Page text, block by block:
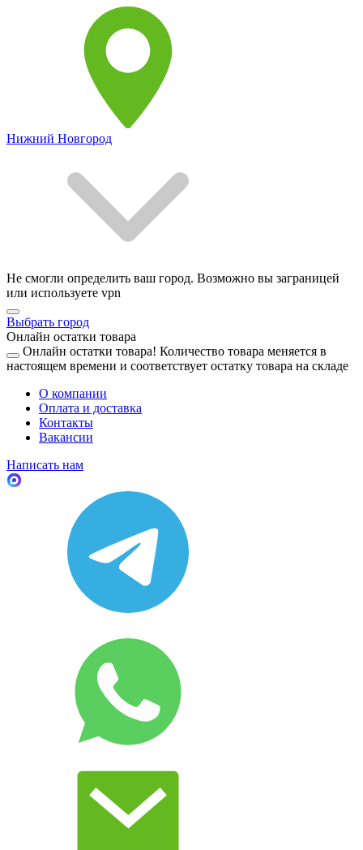
Нижний Новгород
Не смогли определить ваш город. Возможно вы заграницей
или используете vpn
Выбрать город
Онлайн остатки товара
Онлайн остатки товара! Количество товара меняется в
настоящем времени и соответствует остатку товара на складе
О компании
Оплата и доставка
Контакты
Вакансии
Написать нам